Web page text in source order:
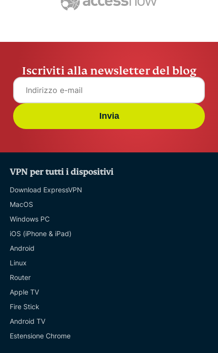
Iscriviti alla newsletter del blog
Invia
VPN per tutti i dispositivi
Download ExpressVPN
MacOS
Windows PC
iOS (iPhone & iPad)
Android
Linux
Router
Apple TV
Fire Stick
Android TV
Estensione Chrome